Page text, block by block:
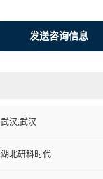
发送咨询信息
武汉;武汉
湖北研科时代